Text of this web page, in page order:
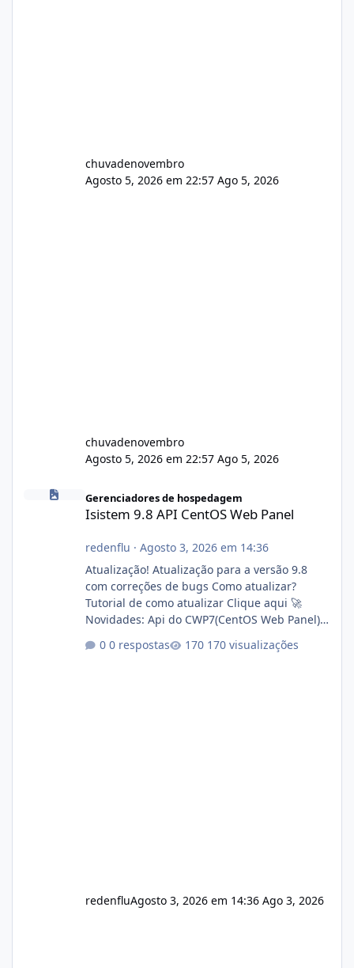
chuvadenovembro
Agosto 5, 2026 em 22:57 Ago 5, 2026
chuvadenovembro
Agosto 5, 2026 em 22:57 Ago 5, 2026
Isistem 9.8 API CentOS Web Panel
Gerenciadores de hospedagem
Isistem 9.8 API CentOS Web Panel
redenflu · Agosto 3, 2026 em 14:36
Atualização! Atualização para a versão 9.8
com correções de bugs Como atualizar?
Tutorial de como atualizar Clique aqui 🚀
Novidades: Api do CWP7(CentOS Web Panel)
autorizado a usasr o isistem:
0 respostas 170 visualizações
redenfluAgosto 3, 2026 em 14:36 Ago 3, 2026